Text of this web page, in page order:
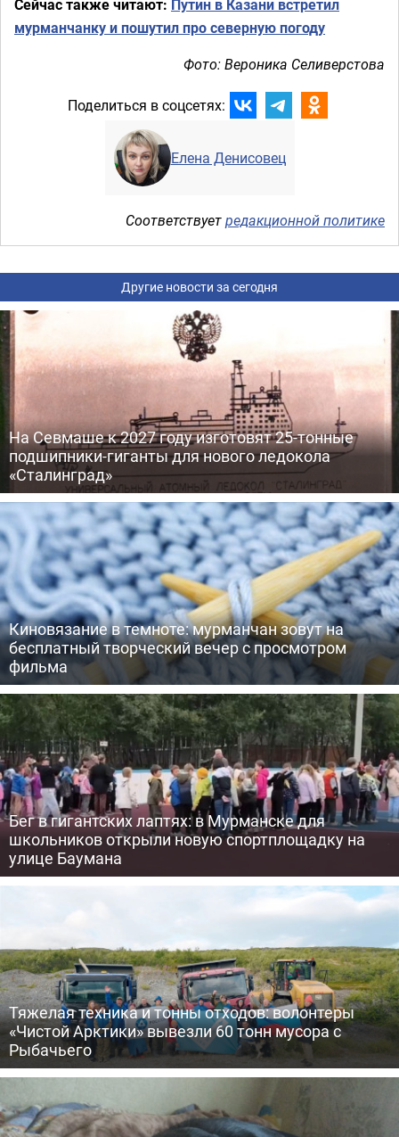
Сейчас также читают: Путин в Казани встретил
мурманчанку и пошутил про северную погоду
Фото: Вероника Селиверстова
Поделиться в соцсетях:
Елена Денисовец
Соответствуетредакционной политике
Другие новости за сегодня
На Севмаше к 2027 году изготовят 25-тонные
подшипники-гиганты для нового ледокола
«Сталинград»
Киновязание в темноте: мурманчан зовут на
бесплатный творческий вечер с просмотром
фильма
Бег в гигантских лаптях: в Мурманске для
школьников открыли новую спортплощадку на
улице Баумана
Тяжелая техника и тонны отходов: волонтеры
«Чистой Арктики» вывезли 60 тонн мусора с
Рыбачьего